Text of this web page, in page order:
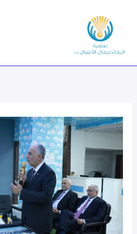
المحتوى